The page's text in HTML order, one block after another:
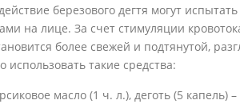
березового дегтя могут
на лице. За счет стимуляции
более свежей и подтянутой,
такие средства:
масло (1 ч. л.), деготь (5